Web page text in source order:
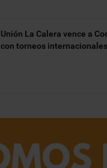
Unión La Calera vence a
con torneos internacionales